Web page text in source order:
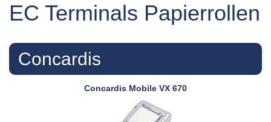
EC Terminals Papierrollen
Concardis
Concardis Mobile VX 670